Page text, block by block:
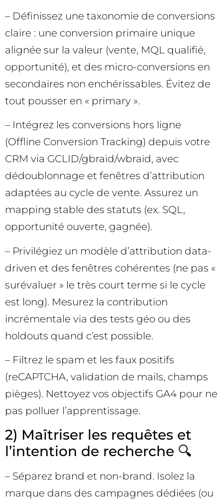
– Définissez une taxonomie de conversions
claire : une conversion primaire unique
alignée sur la valeur (vente, MQL qualifié,
opportunité), et des micro-conversions en
secondaires non enchérissables. Évitez de
tout pousser en « primary ».
– Intégrez les conversions hors ligne
(Offline Conversion Tracking) depuis votre
CRM via GCLID/gbraid/wbraid, avec
dédoublonnage et fenêtres d’attribution
adaptées au cycle de vente. Assurez un
mapping stable des statuts (ex. SQL,
opportunité ouverte, gagnée).
– Privilégiez un modèle d’attribution data-
driven et des fenêtres cohérentes (ne pas «
surévaluer » le très court terme si le cycle
est long). Mesurez la contribution
incrémentale via des tests géo ou des
holdouts quand c’est possible.
– Filtrez le spam et les faux positifs
(reCAPTCHA, validation de mails, champs
pièges). Nettoyez vos objectifs GA4 pour ne
pas polluer l’apprentissage.
2) Maîtriser les requêtes et
l’intention de recherche 🔍
– Séparez brand et non-brand. Isolez la
marque dans des campagnes dédiées (ou